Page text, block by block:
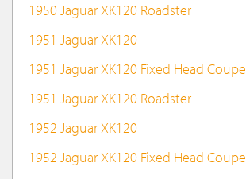
1950 Jaguar XK120 Roadster
1951 Jaguar XK120
1951 Jaguar XK120 Fixed Head Coupe
1951 Jaguar XK120 Roadster
1952 Jaguar XK120
1952 Jaguar XK120 Fixed Head Coupe